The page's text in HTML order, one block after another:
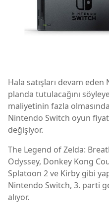
Hala satışları devam
planda tutulacağını
maliyetinin fazla
Nintendo Switch oyun
değişiyor.
The Legend of Zelda:
Odyssey, Donkey Kong
Splatoon 2 ve Kirby gibi
Nintendo Switch, 3. parti
alıyor.